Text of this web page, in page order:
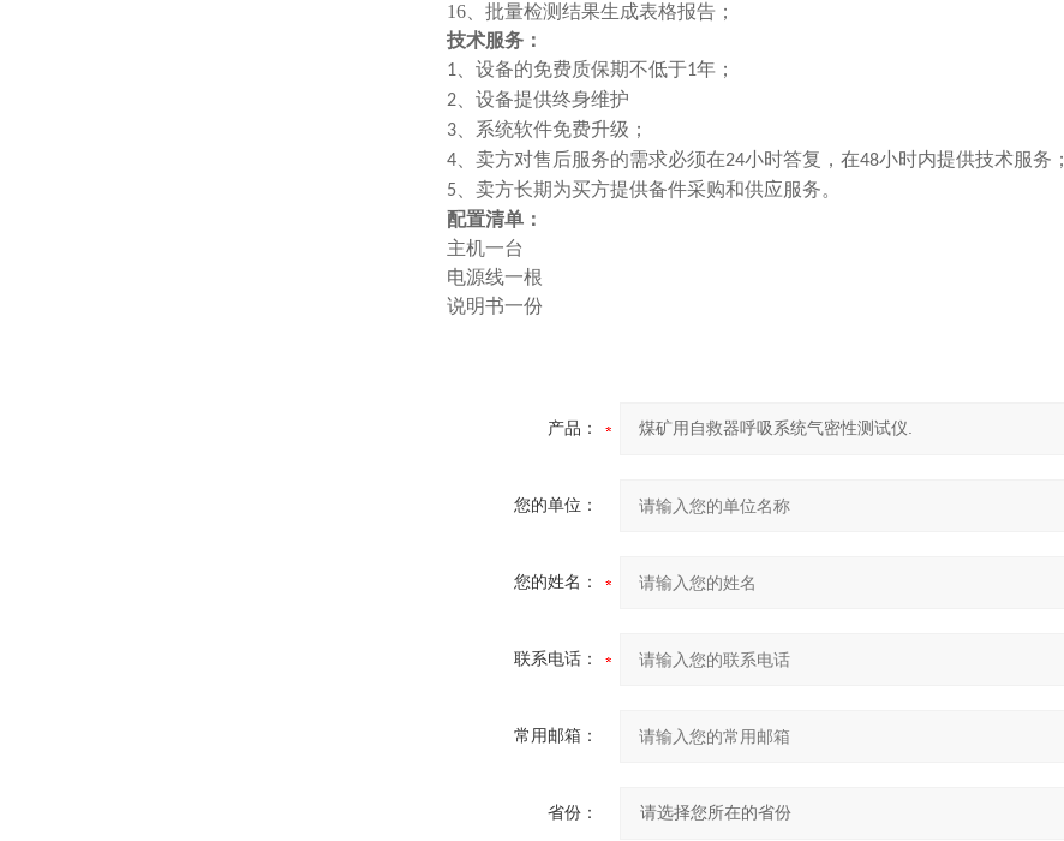
16、 批量检测结果生成表格报告；
技术服务：
1 、设备的免费质保期不低于1年；
2 、设备提供终身维护
3 、系统软件免费升级；
4 、卖方对售后服务的需求必须在24小时答复，在48小时内提供技术服务；
5 、卖方长期为买方提供备件采购和供应服务。
配置清单：
主机一台
电源线一根
说明书一份
产品：
您的单位：
您的姓名：
联系电话：
常用邮箱：
省份：